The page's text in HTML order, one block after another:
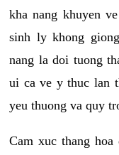
kha nang khuyen
sinh ly khong
nang la doi tuong
ui ca ve y thuc lan
yeu thuong va quy
Cam xuc thang